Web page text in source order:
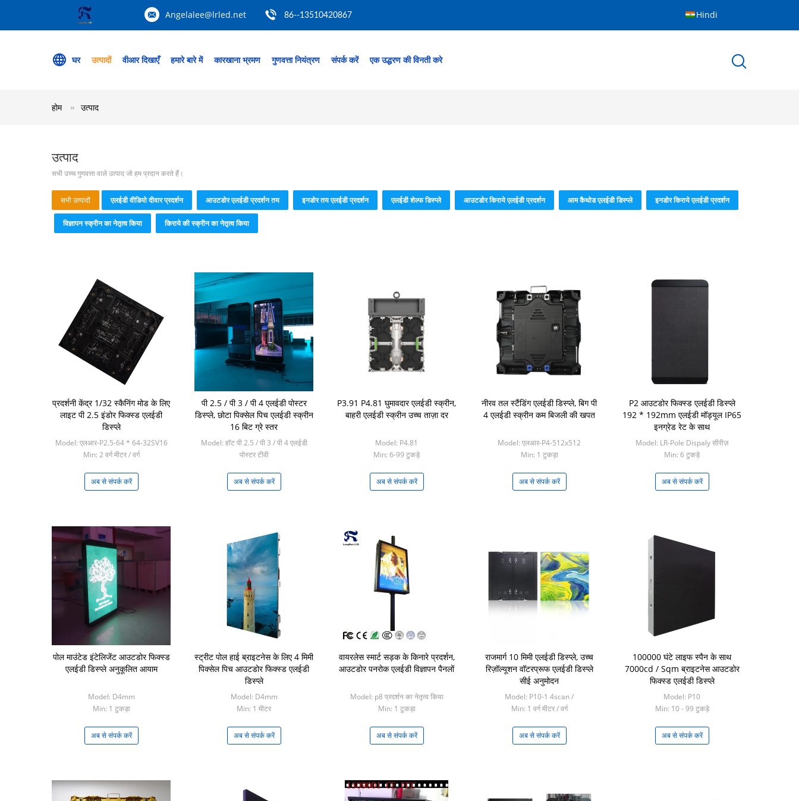
Angelalee@lrled.net 86--13510420867 Hindi
घर उत्पादों वीआर दिखाएँ हमारे बारे में कारखाना भ्रमण गुणवत्ता नियंत्रण संपर्क करें एक उद्धरण की विनती करे
होम उत्पाद
उत्पाद
सभी उच्च गुणवत्ता वाले उत्पाद जो हम प्रदान करते हैं।
सभी उत्पादों एलईडी वीडियो दीवार प्रदर्शन आउटडोर एलईडी प्रदर्शन तय इनडोर तय एलईडी प्रदर्शन एलईडी शेल्फ डिस्प्ले आउटडोर किराये एलईडी प्रदर्शन आम कैथोड एलईडी डिस्प्ले इनडोर किराये एलईडी प्रदर्शन
विज्ञापन स्क्रीन का नेतृत्व किया किराये की स्क्रीन का नेतृत्व किया
प्रदर्शनी केंद्र 1/32 स्कैनिंग मोड के लिए
लाइट पी 2.5 इंडोर फिक्स्ड एलईडी
डिस्प्ले
Model: एलआर-P2.5-64 * 64-32SV16
Min: 2 वर्ग मीटर / वर्ग
अब से संपर्क करें
पी 2.5 / पी 3 / पी 4 एलईडी पोस्टर
डिस्प्ले, छोटा पिक्सेल पिच एलईडी स्क्रीन
16 बिट ग्रे स्तर
Model: हॉट पी 2.5 / पी 3 / पी 4 एलईडी
पोस्टर टीवी
अब से संपर्क करें
P3.91 P4.81 घुमावदार एलईडी स्क्रीन,
बाहरी एलईडी स्क्रीन उच्च ताज़ा दर
Model: P4.81
Min: 6-99 टुकड़े
अब से संपर्क करें
नीरव तल स्टैंडिंग एलईडी डिस्प्ले, बिग पी
4 एलईडी स्क्रीन कम बिजली की खपत
Model: एलआर-P4-512x512
Min: 1 टुकड़ा
अब से संपर्क करें
P2 आउटडोर फिक्स्ड एलईडी डिस्प्ले
192 * 192mm एलईडी मॉड्यूल IP65
इनग्रेड रेट के साथ
Model: LR-Pole Dispaly सीरीज़
Min: 6 टुकड़े
अब से संपर्क करें
पोल माउंटेड इंटेलिजेंट आउटडोर फिक्स्ड
एलईडी डिस्प्ले अनुकूलित आयाम
Model: D4mm
Min: 1 टुकड़ा
अब से संपर्क करें
स्ट्रीट पोल हाई ब्राइटनेस के लिए 4 मिमी
पिक्सेल पिच आउटडोर फिक्स्ड एलईडी
डिस्प्ले
Model: D4mm
Min: 1 मीटर
अब से संपर्क करें
वायरलेस स्मार्ट सड़क के किनारे प्रदर्शन,
आउटडोर पनरोक एलईडी विज्ञापन पैनलों
Model: p8 प्रदर्शन का नेतृत्व किया
Min: 1 टुकड़ा
अब से संपर्क करें
राजमार्ग 10 मिमी एलईडी डिस्प्ले, उच्च
रिज़ॉल्यूशन वॉटरप्रूफ एलईडी डिस्प्ले
सीई अनुमोदन
Model: P10-1 4scan /
Min: 1 वर्ग मीटर / वर्ग
अब से संपर्क करें
100000 घंटे लाइफ स्पैन के साथ
7000cd / Sqm ब्राइटनेस आउटडोर
फिक्स्ड एलईडी डिस्प्ले
Model: P10
Min: 10 - 99 टुकड़े
अब से संपर्क करें